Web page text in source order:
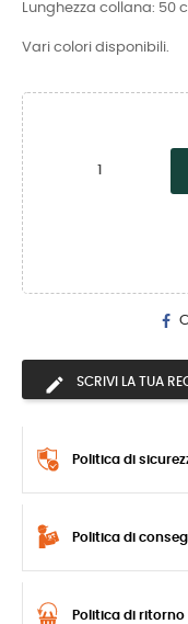
Lunghezza collana: 50
Vari colori disponibili.
SCRIVI LA TUA
Politica di
Politica di
Politica di ritorno